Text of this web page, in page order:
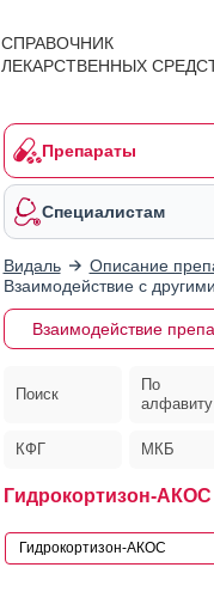
СПРАВОЧНИК
ЛЕКАРСТВЕННЫХ
Препараты
Специалистам
Видаль Описание
Взаимодействие с
Взаимодействие
Поиск
По
алфавиту
КФГ МКБ
Гидрокортизон-